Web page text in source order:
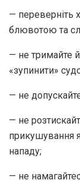
— переверніть
блювотою та
— не тримайте
«зупинити»
— не
— не
прикушування
нападу;
— не